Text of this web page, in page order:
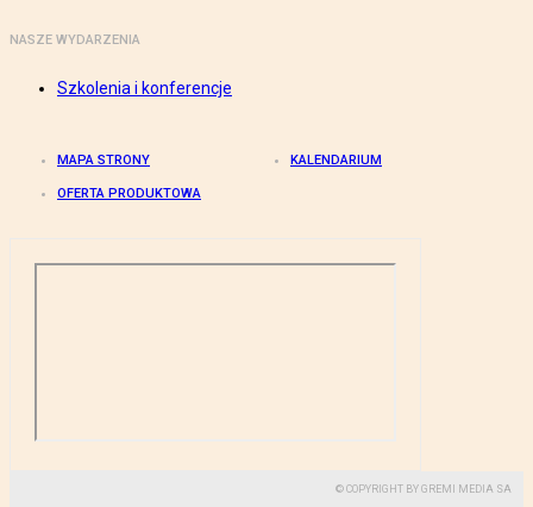
NASZE WYDARZENIA
Szkolenia i konferencje
MAPA STRONY KALENDARIUM
OFERTA PRODUKTOWA
© COPYRIGHT BY GREMI MEDIA SA